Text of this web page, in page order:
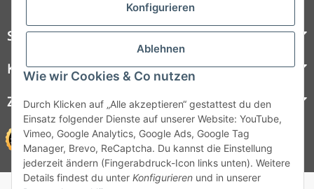
Konfigurieren
Ablehnen
Wie wir Cookies & Co nutzen
Durch Klicken auf „Alle akzeptieren“ gestattest du den
Einsatz folgender Dienste auf unserer Website: YouTube,
Vimeo, Google Analytics, Google Ads, Google Tag
Manager, Brevo, ReCaptcha. Du kannst die Einstellung
jederzeit ändern (Fingerabdruck-Icon links unten). Weitere
Details findest du unter Konfigurieren und in unserer
Steelboxx
Kundenservice
Zahlungsmöglichkeiten